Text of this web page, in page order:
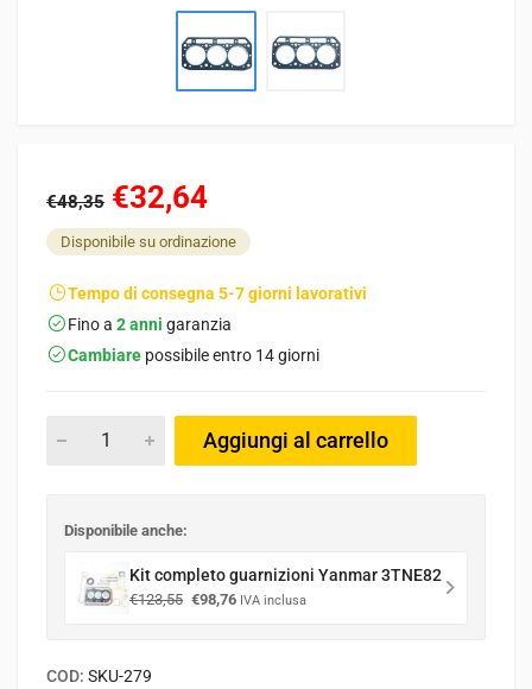
€48,35 €32,64
Disponibile su ordinazione
Tempo di consegna 5-7 giorni lavorativi
Fino a 2 anni garanzia
Cambiare possibile entro 14 giorni
Aggiungi al carrello
Disponibile anche:
Kit completo guarnizioni Yanmar 3TNE82
€123,55 Il
€98,76IlIVA inclusa
COD: SKU-279